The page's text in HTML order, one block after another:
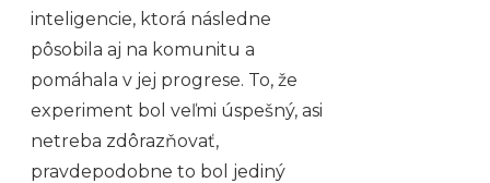
inteligencie, ktorá následne
pôsobila aj na komunitu a
pomáhala v jej progrese. To, že
experiment bol veľmi úspešný, asi
netreba zdôrazňovať,
pravdepodobne to bol jediný